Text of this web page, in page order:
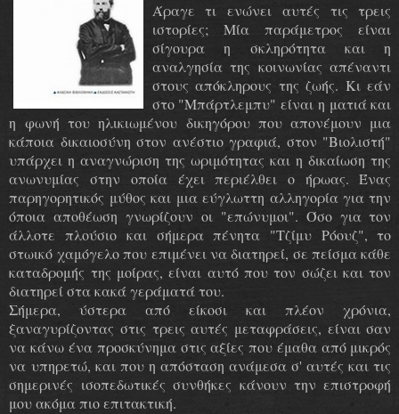
Άραγε τι ενώνει αυτές τις τρεις
ιστορίες; Μία παράμετρος είναι
σίγουρα η σκληρότητα και η
αναλγησία της κοινωνίας απέναντι
στους απόκληρους της ζωής. Κι εάν
στο "Μπάρτλεμπυ" είναι η ματιά και
η φωνή του ηλικιωμένου δικηγόρου που απονέμουν μια
κάποια δικαιοσύνη στον ανέστιο γραφιά, στον "Βιολιστή"
υπάρχει η αναγνώριση της ωριμότητας και η δικαίωση της
ανωνυμίας στην οποία έχει περιέλθει ο ήρωας. Ένας
παρηγορητικός μύθος και μια εύγλωττη αλληγορία για την
όποια αποθέωση γνωρίζουν οι "επώνυμοι". Όσο για τον
άλλοτε πλούσιο και σήμερα πένητα "Τζίμυ Ρόουζ", το
στωικό χαμόγελο που επιμένει να διατηρεί, σε πείσμα κάθε
καταδρομής της μοίρας, είναι αυτό που τον σώζει και τον
διατηρεί στα κακά γεράματά του.
Σήμερα, ύστερα από είκοσι και πλέον χρόνια,
ξαναγυρίζοντας στις τρεις αυτές μεταφράσεις, είναι σαν
να κάνω ένα προσκύνημα στις αξίες που έμαθα από μικρός
να υπηρετώ, και που η απόσταση ανάμεσα σ' αυτές και τις
σημερινές ισοπεδωτικές συνθήκες κάνουν την επιστροφή
μου ακόμα πιο επιτακτική.